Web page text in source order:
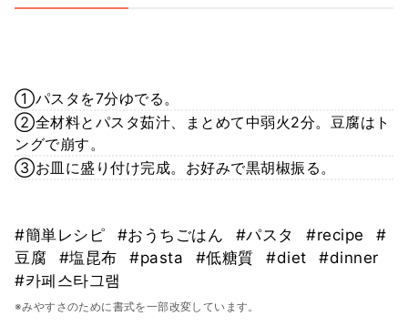
①パスタを7分ゆでる。
②全材料とパスタ茹汁、まとめて中弱火2分。豆腐はト
ングで崩す。
③お皿に盛り付け完成。お好みで黒胡椒振る。
#簡単レシピ #おうちごはん #パスタ #recipe
#
豆腐
#塩昆布 #pasta #低糖質 #diet
#dinner
#카페스타그램
※みやすさのために書式を一部改変しています。